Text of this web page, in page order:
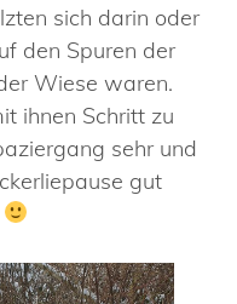
sich darin oder
den Spuren der
Wiese waren.
ihnen Schritt zu
sehr und
gut